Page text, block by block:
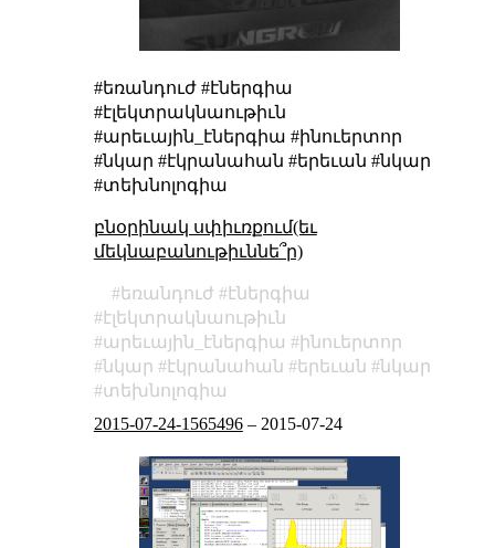
#եռանդուժ #էներգիա
#էլեկտրակնաութիւն
#արեւային_էներգիա #ինուերտոր
#նկար #էկրանահան #երեւան #նկար
#տեխնոլոգիա
բնօրինակ սփիւռքում(եւ
մեկնաբանութիւննե՞ր)
եռանդուժ
էներգիա
էլեկտրակնաութիւն
արեւային_էներգիա
ինուերտոր
նկար
էկրանահան երեւան
նկար
տեխնոլոգիա
2015-07-24-1565496– 2015-07-24